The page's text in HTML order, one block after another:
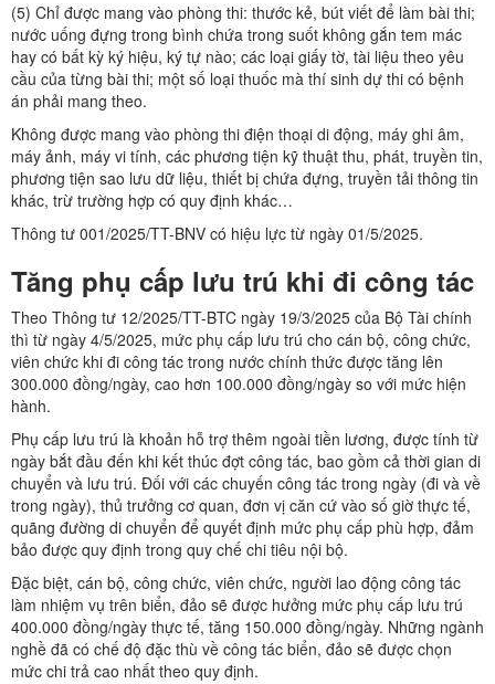
(5) Chỉ được mang vào phòng thi: thước kẻ, bút viết để làm bài thi;
nước uống đựng trong bình chứa trong suốt không gắn tem mác
hay có bất kỳ ký hiệu, ký tự nào; các loại giấy tờ, tài liệu theo yêu
cầu của từng bài thi; một số loại thuốc mà thí sinh dự thi có bệnh
án phải mang theo.
Không được mang vào phòng thi điện thoại di động, máy ghi âm,
máy ảnh, máy vi tính, các phương tiện kỹ thuật thu, phát, truyền tin,
phương tiện sao lưu dữ liệu, thiết bị chứa đựng, truyền tải thông tin
khác, trừ trường hợp có quy định khác…
Thông tư 001/2025/TT-BNV có hiệu lực từ ngày 01/5/2025.
Tăng phụ cấp lưu trú khi đi công tác
Theo Thông tư 12/2025/TT-BTC ngày 19/3/2025 của Bộ Tài chính
thì từ ngày 4/5/2025, mức phụ cấp lưu trú cho cán bộ, công chức,
viên chức khi đi công tác trong nước chính thức được tăng lên
300.000 đồng/ngày, cao hơn 100.000 đồng/ngày so với mức hiện
hành.
Phụ cấp lưu trú là khoản hỗ trợ thêm ngoài tiền lương, được tính từ
ngày bắt đầu đến khi kết thúc đợt công tác, bao gồm cả thời gian di
chuyển và lưu trú. Đối với các chuyến công tác trong ngày (đi và về
trong ngày), thủ trưởng cơ quan, đơn vị căn cứ vào số giờ thực tế,
quãng đường di chuyển để quyết định mức phụ cấp phù hợp, đảm
bảo được quy định trong quy chế chi tiêu nội bộ.
Đặc biệt, cán bộ, công chức, viên chức, người lao động công tác
làm nhiệm vụ trên biển, đảo sẽ được hưởng mức phụ cấp lưu trú
400.000 đồng/ngày thực tế, tăng 150.000 đồng/ngày. Những ngành
nghề đã có chế độ đặc thù về công tác biển, đảo sẽ được chọn
mức chi trả cao nhất theo quy định.